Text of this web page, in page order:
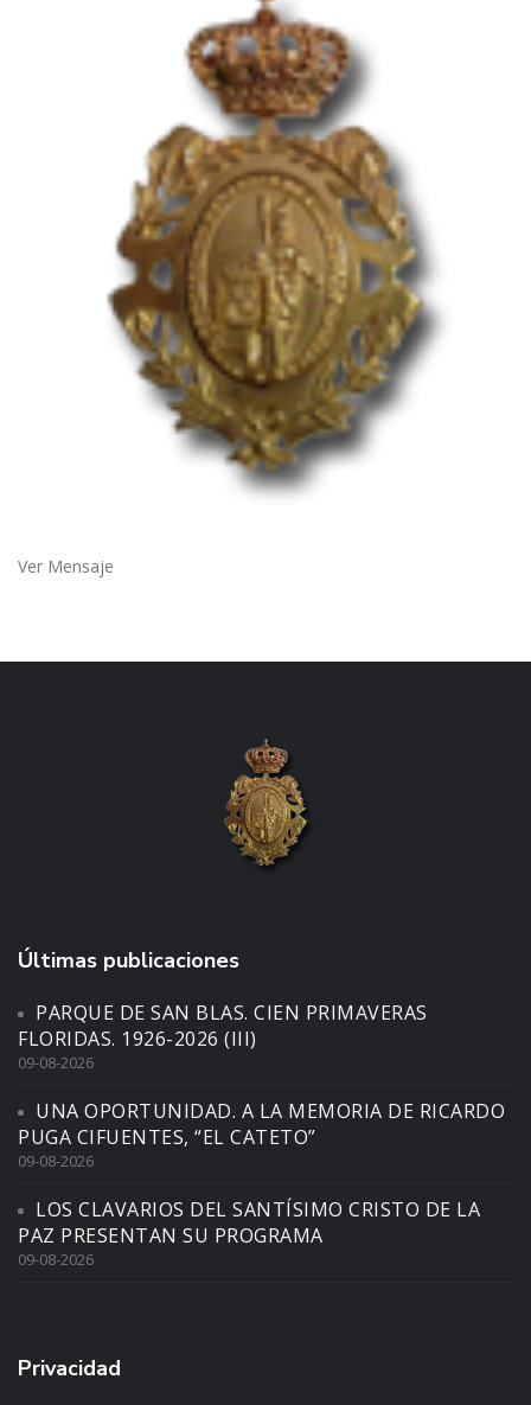
Ver Mensaje
Últimas publicaciones
PARQUE DE SAN BLAS. CIEN PRIMAVERAS
FLORIDAS. 1926-2026 (III)
09-08-2026
UNA OPORTUNIDAD. A LA MEMORIA DE RICARDO
PUGA CIFUENTES, “EL CATETO”
09-08-2026
LOS CLAVARIOS DEL SANTÍSIMO CRISTO DE LA
PAZ PRESENTAN SU PROGRAMA
09-08-2026
Privacidad